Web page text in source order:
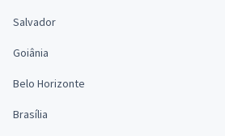
Salvador
Goiânia
Belo Horizonte
Brasília